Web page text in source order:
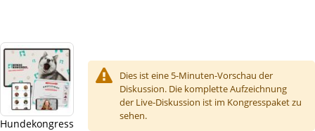
Hundekongress
Dies ist eine 5-Minuten-Vorschau der
Diskussion. Die komplette Aufzeichnung
der Live-Diskussion ist im Kongresspaket zu
sehen.